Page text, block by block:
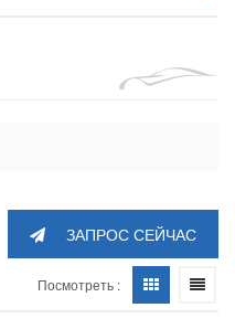
ЗАПРОС СЕЙЧАС
Посмотреть :